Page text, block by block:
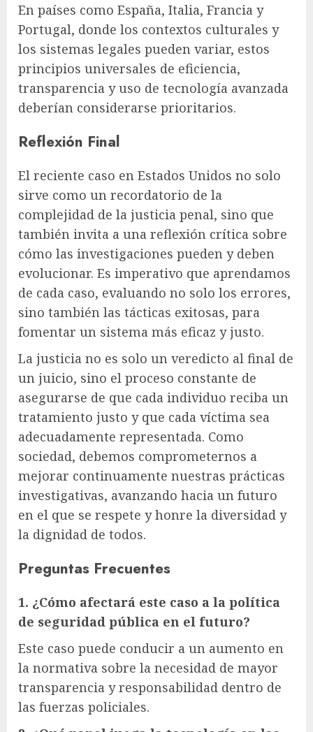
En países como España, Italia, Francia y
Portugal, donde los contextos culturales y
los sistemas legales pueden variar, estos
principios universales de eficiencia,
transparencia y uso de tecnología avanzada
deberían considerarse prioritarios.
Reflexión Final
El reciente caso en Estados Unidos no solo
sirve como un recordatorio de la
complejidad de la justicia penal, sino que
también invita a una reflexión crítica sobre
cómo las investigaciones pueden y deben
evolucionar. Es imperativo que aprendamos
de cada caso, evaluando no solo los errores,
sino también las tácticas exitosas, para
fomentar un sistema más eficaz y justo.
La justicia no es solo un veredicto al final de
un juicio, sino el proceso constante de
asegurarse de que cada individuo reciba un
tratamiento justo y que cada víctima sea
adecuadamente representada. Como
sociedad, debemos comprometernos a
mejorar continuamente nuestras prácticas
investigativas, avanzando hacia un futuro
en el que se respete y honre la diversidad y
la dignidad de todos.
Preguntas Frecuentes
1. ¿Cómo afectará este caso a la política
de seguridad pública en el futuro?
Este caso puede conducir a un aumento en
la normativa sobre la necesidad de mayor
transparencia y responsabilidad dentro de
las fuerzas policiales.